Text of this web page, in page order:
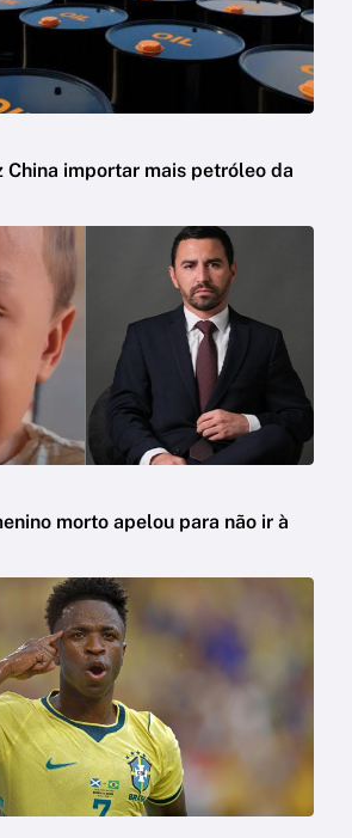
China importar mais petróleo da
morto apelou para não ir à